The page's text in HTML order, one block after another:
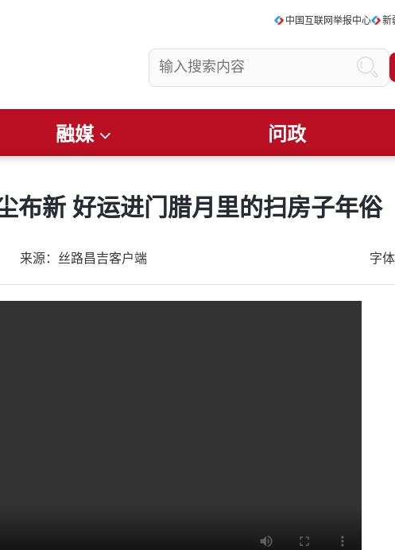
中国互联网举报中心 新
融媒 问政
布新 好运进门腊月里的扫房子年俗
来源：丝路昌吉客户端 字体